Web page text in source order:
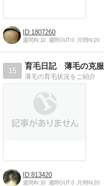
1807260
週間IN:10 週間OUT:0 月間IN:20
15
育毛日記 薄毛の克服
薄毛の育毛状況をご紹介
813420
週間IN:10 週間OUT:0 月間IN:20